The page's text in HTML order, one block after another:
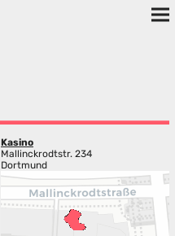
Kasino
Mallinckrodtstr. 234
Dortmund